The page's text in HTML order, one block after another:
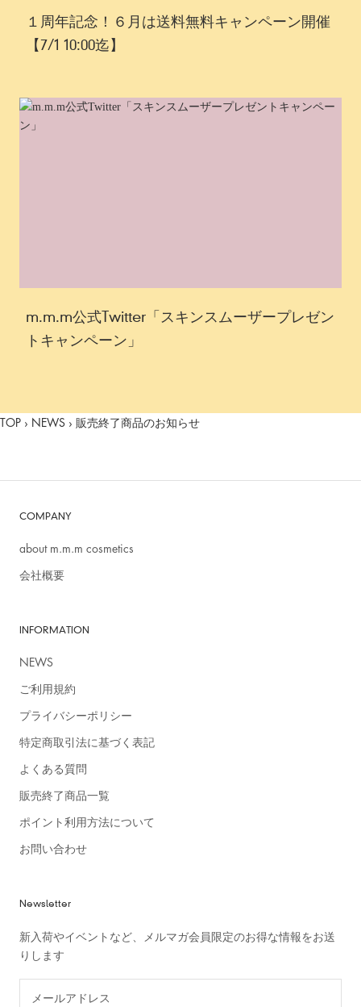
１周年記念！６月は送料無料キャンペーン開催
【7/1 10:00迄】
m.m.m公式Twitter「スキンスムーザープレゼン
トキャンペーン」
TOP › NEWS › 販売終了商品のお知らせ
COMPANY
about m.m.m cosmetics
会社概要
INFORMATION
NEWS
ご利用規約
プライバシーポリシー
特定商取引法に基づく表記
よくある質問
販売終了商品一覧
ポイント利用方法について
お問い合わせ
Newsletter
新入荷やイベントなど、メルマガ会員限定のお得な情報をお送
りします